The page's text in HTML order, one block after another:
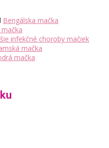
Bengálska mačka
infekčné choroby mačiek
mačka
mačka